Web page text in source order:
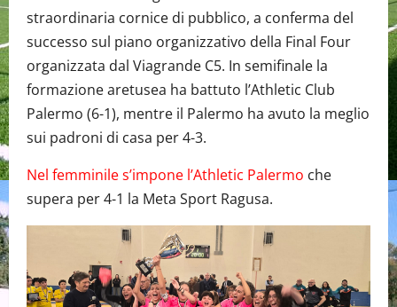
straordinaria cornice di pubblico, a conferma del
successo sul piano organizzativo della Final Four
organizzata dal Viagrande C5. In semifinale la
formazione aretusea ha battuto l’Athletic Club
Palermo (6-1), mentre il Palermo ha avuto la meglio
sui padroni di casa per 4-3.
Nel femminile s’impone l’Athletic Palermo che
supera per 4-1 la Meta Sport Ragusa.